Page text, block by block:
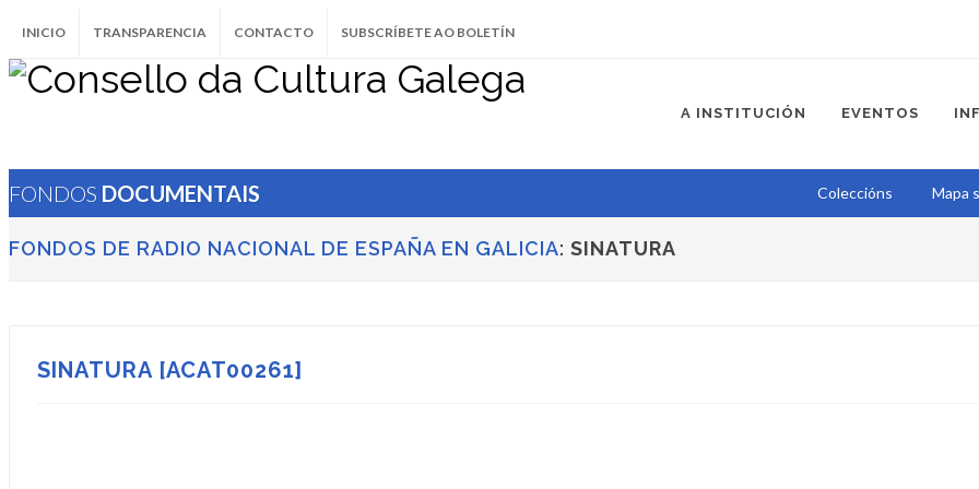
INICIO TRANSPARENCIA CONTACTO SUBSCRÍBETE AO BOLETÍN
A INSTITUCIÓN EVENTOS
FONDOS DOCUMENTAIS Coleccións Mapa
FONDOS DE RADIO NACIONAL DE ESPAÑA EN GALICIA: SINATURA
SINATURA [ACAT00261]